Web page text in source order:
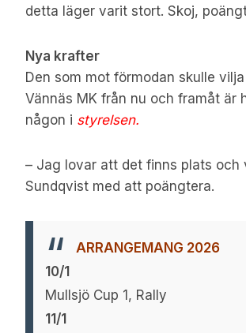
detta läger varit stort. Skoj,
Nya krafter
Den som mot förmodan skulle
Vännäs MK från nu och framåt
någon i styrelsen.
– Jag lovar att det finns plats
Sundqvist med att poängtera.
ARRANGEMANG 2026
10/1
Mullsjö Cup 1, Rally
11/1